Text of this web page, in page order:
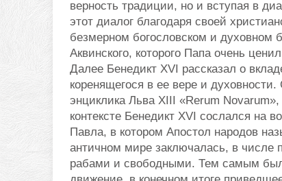
верность традиции, но и вступая в
этот диалог благодаря своей
безмерном богословском и духовном
Аквинского, которого Папа очень
Далее Бенедикт XVI рассказал о
коренящегося в ее вере и
энциклика Льва XIII «Rerum
контексте Бенедикт XVI сослался на
Павла, в котором Апостол народов
античном мире заключалась, в числе
рабами и свободными. Тем самым